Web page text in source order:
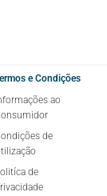
e Condições
ao
de
de